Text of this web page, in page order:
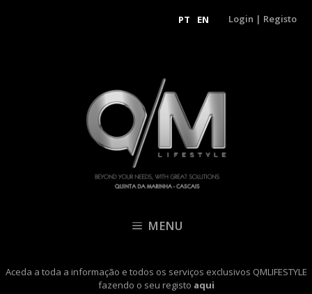
PT EN Login | Registo
MENU
Aceda a toda a informação e todos os serviços exclusivos QMLIFESTYLE
fazendo o seu registo aqui